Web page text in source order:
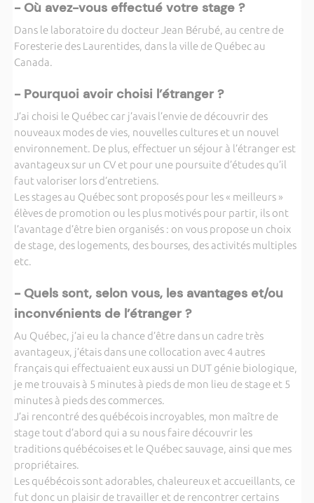
- Où avez-vous effectué votre stage ?
Dans le laboratoire du docteur Jean Bérubé, au centre de
Foresterie des Laurentides, dans la ville de Québec au
Canada.
- Pourquoi avoir choisi l’étranger ?
J’ai choisi le Québec car j’avais l’envie de découvrir des
nouveaux modes de vies, nouvelles cultures et un nouvel
environnement. De plus, effectuer un séjour à l’étranger est
avantageux sur un CV et pour une poursuite d’études qu’il
faut valoriser lors d’entretiens.
Les stages au Québec sont proposés pour les « meilleurs »
élèves de promotion ou les plus motivés pour partir, ils ont
l’avantage d’être bien organisés : on vous propose un choix
de stage, des logements, des bourses, des activités multiples
etc.
- Quels sont, selon vous, les avantages et/ou
inconvénients de l’étranger ?
Au Québec, j’ai eu la chance d’être dans un cadre très
avantageux, j’étais dans une collocation avec 4 autres
français qui effectuaient eux aussi un DUT génie biologique,
je me trouvais à 5 minutes à pieds de mon lieu de stage et 5
minutes à pieds des commerces.
J’ai rencontré des québécois incroyables, mon maître de
stage tout d’abord qui a su nous faire découvrir les
traditions québécoises et le Québec sauvage, ainsi que mes
propriétaires.
Les québécois sont adorables, chaleureux et accueillants, ce
fut donc un plaisir de travailler et de rencontrer certains